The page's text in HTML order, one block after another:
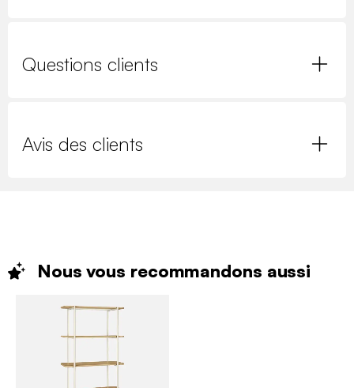
Questions clients
Avis des clients
Nous vous recommandons aussi